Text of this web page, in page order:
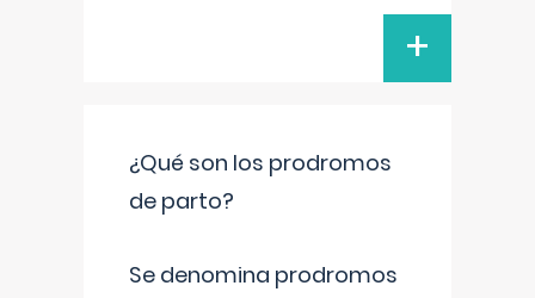
+
¿Qué son los prodromos
de parto?
Se denomina prodromos